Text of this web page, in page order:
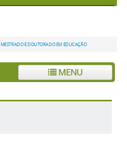
MESTRADO E DOUTORADO EM EDUCAÇÃO
MENU